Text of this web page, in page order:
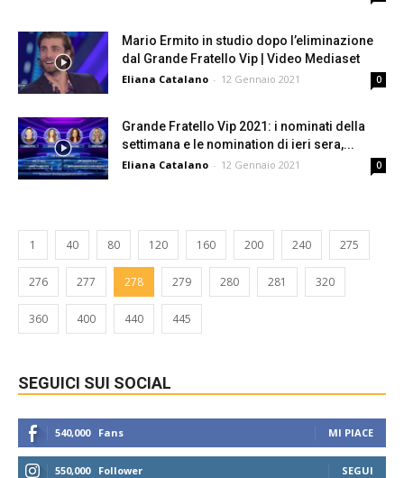
Mario Ermito in studio dopo l’eliminazione
dal Grande Fratello Vip | Video Mediaset
Eliana Catalano - 12 Gennaio 2021 0
Grande Fratello Vip 2021: i nominati della
settimana e le nomination di ieri sera,...
Eliana Catalano - 12 Gennaio 2021 0
1 40 80 120 160 200 240 275
276 277 278 279 280 281 320
360 400 440 445
SEGUICI SUI SOCIAL
540,000 Fans MI PIACE
550,000 Follower SEGUI